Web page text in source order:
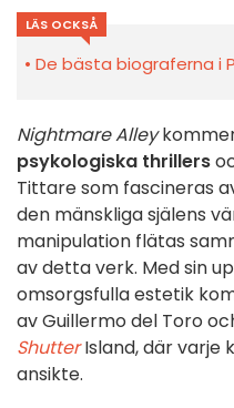
LÄS OCKSÅ
De bästa biograferna i
Nightmare Alley
psykologiska thrillers
Tittare som fascineras
den mänskliga själens
manipulation flätas
av detta verk. Med sin
omsorgsfulla estetik
av Guillermo del Toro
ShutterIsland, där varje
ansikte.